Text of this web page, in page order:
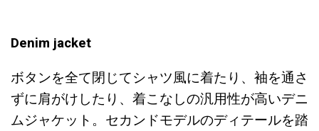
Denim jacket
ボタンを全て閉じてシャツ風に着たり、袖を通さ
ずに肩がけしたり、着こなしの汎用性が高いデニ
ムジャケット。セカンドモデルのディテールを踏